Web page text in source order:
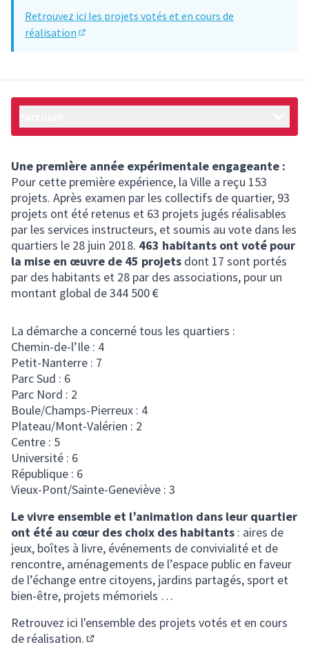
Retrouvez ici les projets votés et en cours de
réalisation
Une première année expérimentale engageante :
Pour cette première expérience, la Ville a reçu 153
projets. Après examen par les collectifs de quartier, 93
projets ont été retenus et 63 projets jugés réalisables
par les services instructeurs, et soumis au vote dans les
quartiers le 28 juin 2018. 463 habitants ont voté pour
la mise en œuvre de 45 projets dont 17 sont portés
par des habitants et 28 par des associations, pour un
montant global de 344 500 €
La démarche a concerné tous les quartiers :
Chemin-de-l’Ile : 4
Petit-Nanterre : 7
Parc Sud : 6
Parc Nord : 2
Boule/Champs-Pierreux : 4
Plateau/Mont-Valérien : 2
Centre : 5
Université : 6
République : 6
Vieux-Pont/Sainte-Geneviève : 3
Le vivre ensemble et l’animation dans leur quartier
ont été au cœur des choix des habitants : aires de
jeux, boîtes à livre, événements de convivialité et de
rencontre, aménagements de l’espace public en faveur
de l’échange entre citoyens, jardins partagés, sport et
bien-être, projets mémoriels …
Retrouvez ici l'ensemble des projets votés et en cours
de réalisation.